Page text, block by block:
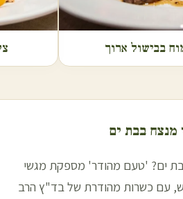
בבישול ארוך
מנצח בבת ים
ים? 'טעם מהודר' מספקת מגשי
עם כשרות מהודרת של בד"ץ הרב